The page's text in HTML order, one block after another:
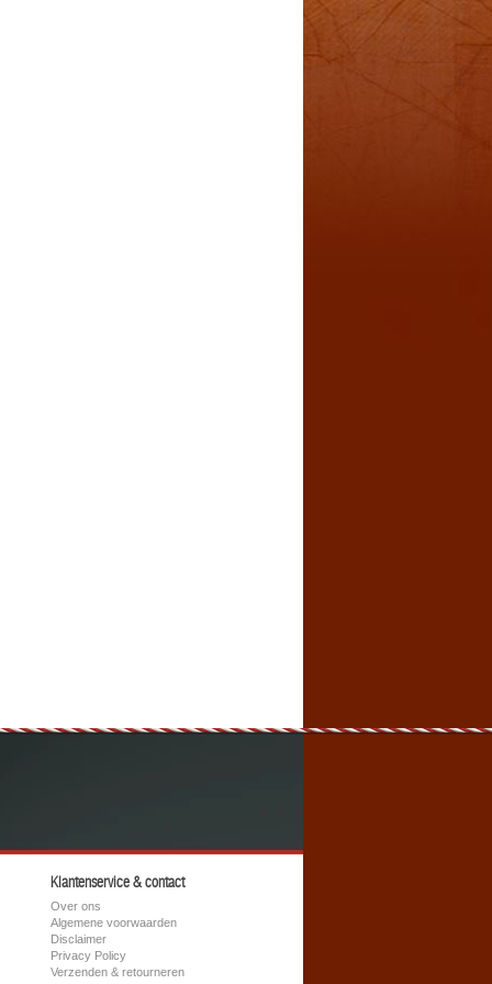
Klantenservice & contact
Over ons
Algemene voorwaarden
Disclaimer
Privacy Policy
Verzenden & retourneren